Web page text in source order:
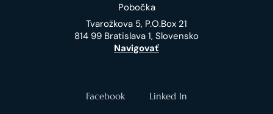
Pobočka
Tvarožkova 5, P.O.Box 21
814 99 Bratislava 1, Slovensko
Navigovať
Facebook Linked In